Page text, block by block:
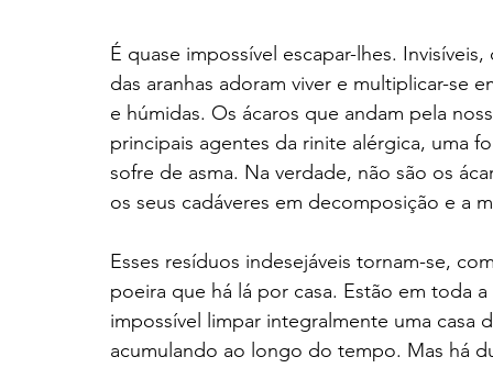
É quase impossível escapar-lhes.
das aranhas adoram viver e multiplicar-se
e húmidas. Os ácaros que andam pela
principais agentes da rinite alérgica, uma
sofre de asma. Na verdade, não são os
os seus cadáveres em decomposição e a
Esses resíduos indesejáveis tornam-se,
poeira que há lá por casa. Estão em toda
impossível limpar integralmente uma casa
acumulando ao longo do tempo. Mas há